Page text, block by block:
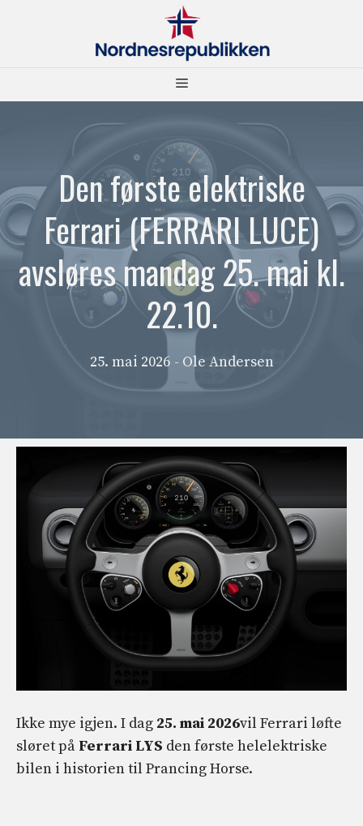
Meny
Den første elektriske
Ferrari (FERRARI LUCE)
avsløres mandag 25. mai kl.
22.10.
25. mai 2026 - Ole Andersen
Ikke mye igjen. I dag 25. mai 2026vil Ferrari løfte
sløret på Ferrari LYS den første helelektriske
bilen i historien til Prancing Horse.